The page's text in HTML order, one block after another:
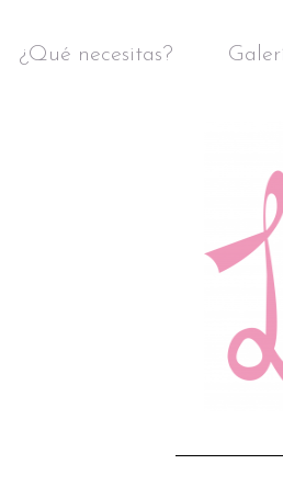
¿Qué necesitas?